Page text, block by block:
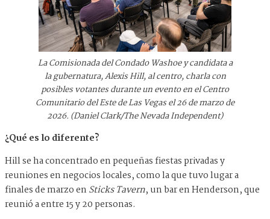
La Comisionada del Condado Washoe y candidata a
la gubernatura, Alexis Hill, al centro, charla con
posibles votantes durante un evento en el Centro
Comunitario del Este de Las Vegas el 26 de marzo de
2026. (Daniel Clark/The Nevada Independent)
¿Qué es lo diferente?
Hill se ha concentrado en pequeñas fiestas privadas y
reuniones en negocios locales, como la que tuvo lugar a
finales de marzo en Sticks Tavern, un bar en Henderson, que
reunió a entre 15 y 20 personas.